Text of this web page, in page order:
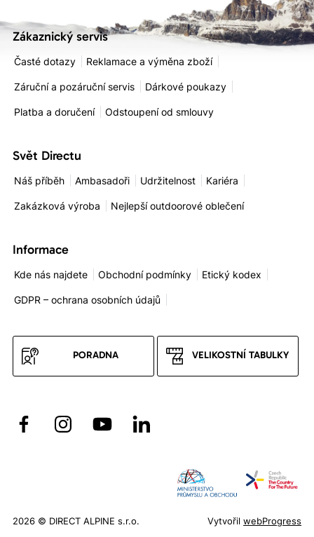
Zákaznický servis
Časté dotazy Reklamace a výměna zboží
Záruční a pozáruční servis Dárkové poukazy
Platba a doručení Odstoupení od smlouvy
Svět Directu
Náš příběh Ambasadoři Udržitelnost Kariéra
Zakázková výroba Nejlepší outdoorové oblečení
Informace
Kde nás najdete Obchodní podmínky Etický kodex
GDPR – ochrana osobních údajů
PORADNA VELIKOSTNÍ TABULKY
2026 © DIRECT ALPINE s.r.o. VytvořilwebProgress